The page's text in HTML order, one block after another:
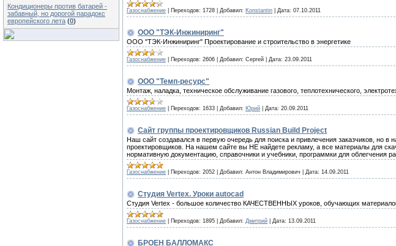
Кондиционеры против батарей -
забавный, но дорогой парадокс
европейского лета (0)
Газоснабжение Переходов: 1728 Добавил: Konstantin Дата: 07.10.2011
ООО "ТЭК-Инжиниринг"
ООО "ТЭК-Инжиниринг" Проектирование и строительство в энергетике
Газоснабжение Переходов: 2606 Добавил: Сергей Дата: 23.09.2011
ООО "Темп-ресурс"
Монтаж, наладка, техническое обслуживание газового, теплотехнического,
Газоснабжение Переходов: 1633 Добавил: Юрий Дата: 20.09.2011
Сайт группы проектировщиков Russian Build Project
Наш сайт создавался в первую очередь для поиска и привлечения заказчиков, но
проектировщиков. На нашем сайте вы НЕ найдете рекламу, а все материалы для
нормативную документацию, справочники и учебники, программки для
Газоснабжение Переходов: 2052 Добавил: Антон Владимирович Дата: 14.09.2011
Студия Vertex. Уроки autocad
Студия Vertex - большое количество КАЧЕСТВЕННЫХ уроков, обучающих
Газоснабжение Переходов: 1895 Добавил: Дмитрий Дата: 13.09.2011
БРОЕН БАЛЛОМАКС